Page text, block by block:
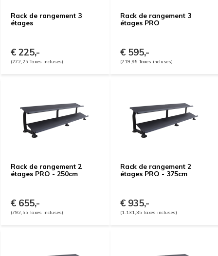
Rack de rangement 3
étages
€ 225,-
(272,25 Taxes incluses)
Rack de rangement 3
étages PRO
€ 595,-
(719,95 Taxes incluses)
Rack de rangement 2
étages PRO - 250cm
€ 655,-
(792,55 Taxes incluses)
Rack de rangement 2
étages PRO - 375cm
€ 935,-
(1.131,35 Taxes incluses)